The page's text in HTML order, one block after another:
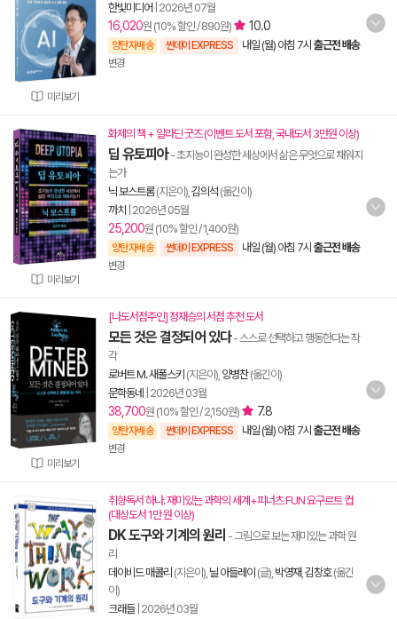
미리보기
한빛미디어 2026년 07월
16,020원 (10% 할인 / 890원) 10.0
양탄자배송 썬데이 EXPRESS 내일 (월) 아침 7시 출근전 배송
변경
미리보기
화제의 책 + 알라딘 굿즈 (이벤트 도서 포함, 국내도서 3만원 이상)
딥 유토피아- 초지능이 완성한 세상에서 삶은 무엇으로 채워지
는가
닉 보스트롬(지은이), 김의석 (옮긴이)
까치
2026년 05월
25,200원 (10% 할인 / 1,400원)
양탄자배송 썬데이 EXPRESS 내일 (월) 아침 7시 출근전 배송
변경
미리보기
[나도서점주인] 정재승의 서점 추천 도서
모든 것은 결정되어 있다- 스스로 선택하고 행동한다는 착
각
로버트 M. 새폴스키 (지은이), 양병찬(옮긴이)
문학동네
2026년 03월
38,700원 (10% 할인 / 2,150원) 7.8
양탄자배송 썬데이 EXPRESS 내일 (월) 아침 7시 출근전 배송
변경
취향독서 하나. 재미있는 과학의 세계+피너츠 FUN 요구르트 컵
(대상도서 1만 원 이상)
DK 도구와 기계의 원리 - 그림으로 보는 재미있는 과학 원
리
데이비드 매콜리 (지은이), 닐 아들레이 (글), 박영재 김창호(옮긴
이)
크래들| 2026년 03월